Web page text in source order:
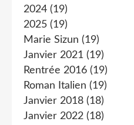
2024 (19)
2025 (19)
Marie Sizun (19)
Janvier 2021 (19)
Rentrée 2016 (19)
Roman Italien (19)
Janvier 2018 (18)
Janvier 2022 (18)